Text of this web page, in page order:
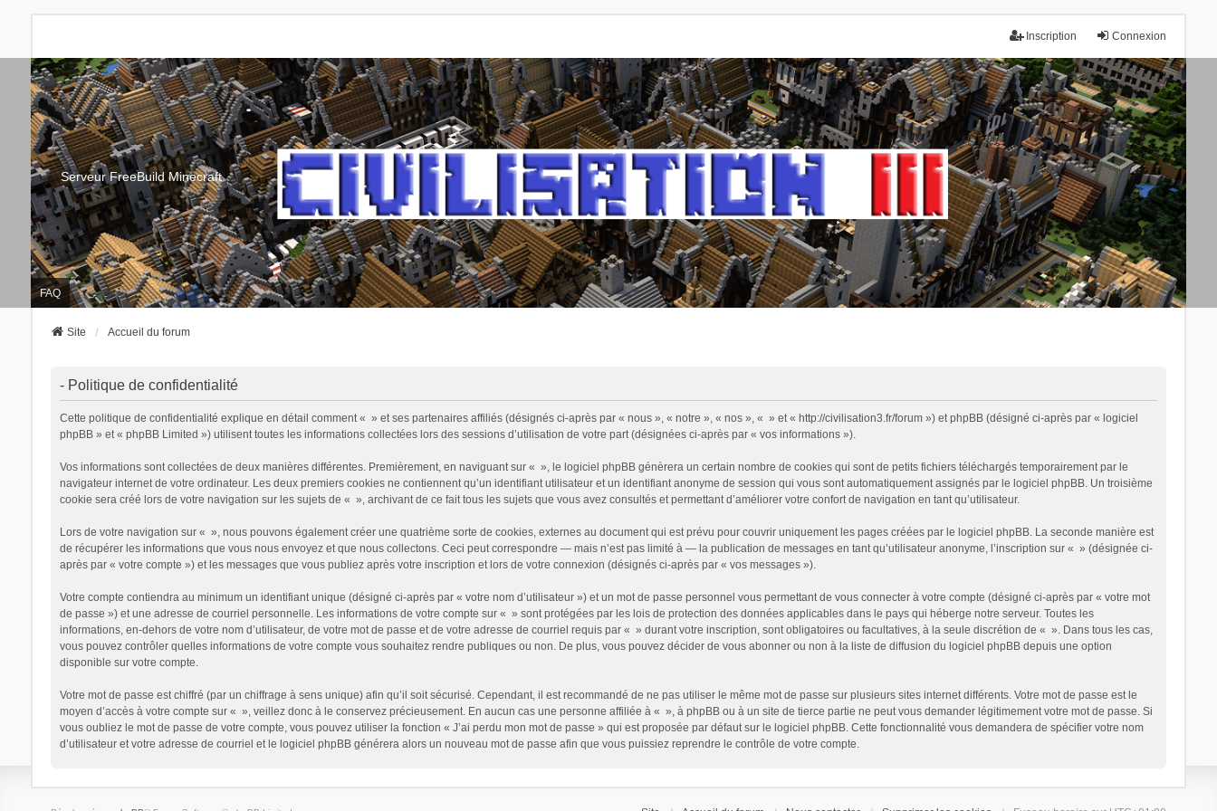
Connexion
Inscription
Serveur FreeBuild Minecraft
FAQ
Site Accueil du forum
- Politique de confidentialité
Cette politique de confidentialité explique en détail comment « » et ses partenaires affiliés (désignés ci-après par « nous », « notre », « nos », « » et « http://civilisation3.fr/forum ») et phpBB (désigné ci-après par « logiciel
phpBB » et « phpBB Limited ») utilisent toutes les informations collectées lors des sessions d’utilisation de votre part (désignées ci-après par « vos informations »).
Vos informations sont collectées de deux manières différentes. Premièrement, en naviguant sur « », le logiciel phpBB génèrera un certain nombre de cookies qui sont de petits fichiers téléchargés temporairement par le
navigateur internet de votre ordinateur. Les deux premiers cookies ne contiennent qu’un identifiant utilisateur et un identifiant anonyme de session qui vous sont automatiquement assignés par le logiciel phpBB. Un troisième
cookie sera créé lors de votre navigation sur les sujets de « », archivant de ce fait tous les sujets que vous avez consultés et permettant d’améliorer votre confort de navigation en tant qu’utilisateur.
Lors de votre navigation sur « », nous pouvons également créer une quatrième sorte de cookies, externes au document qui est prévu pour couvrir uniquement les pages créées par le logiciel phpBB. La seconde manière est
de récupérer les informations que vous nous envoyez et que nous collectons. Ceci peut correspondre — mais n’est pas limité à — la publication de messages en tant qu’utilisateur anonyme, l’inscription sur « » (désignée ci-
après par « votre compte ») et les messages que vous publiez après votre inscription et lors de votre connexion (désignés ci-après par « vos messages »).
Votre compte contiendra au minimum un identifiant unique (désigné ci-après par « votre nom d’utilisateur ») et un mot de passe personnel vous permettant de vous connecter à votre compte (désigné ci-après par « votre mot
de passe ») et une adresse de courriel personnelle. Les informations de votre compte sur « » sont protégées par les lois de protection des données applicables dans le pays qui héberge notre serveur. Toutes les
informations, en-dehors de votre nom d’utilisateur, de votre mot de passe et de votre adresse de courriel requis par « » durant votre inscription, sont obligatoires ou facultatives, à la seule discrétion de « ». Dans tous les cas,
vous pouvez contrôler quelles informations de votre compte vous souhaitez rendre publiques ou non. De plus, vous pouvez décider de vous abonner ou non à la liste de diffusion du logiciel phpBB depuis une option
disponible sur votre compte.
Votre mot de passe est chiffré (par un chiffrage à sens unique) afin qu’il soit sécurisé. Cependant, il est recommandé de ne pas utiliser le même mot de passe sur plusieurs sites internet différents. Votre mot de passe est le
moyen d’accès à votre compte sur « », veillez donc à le conservez précieusement. En aucun cas une personne affiliée à « », à phpBB ou à un site de tierce partie ne peut vous demander légitimement votre mot de passe. Si
vous oubliez le mot de passe de votre compte, vous pouvez utiliser la fonction « J’ai perdu mon mot de passe » qui est proposée par défaut sur le logiciel phpBB. Cette fonctionnalité vous demandera de spécifier votre nom
d’utilisateur et votre adresse de courriel et le logiciel phpBB générera alors un nouveau mot de passe afin que vous puissiez reprendre le contrôle de votre compte.